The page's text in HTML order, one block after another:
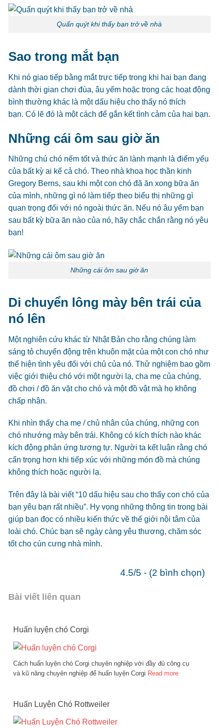
Quấn quýt khi thấy bạn trở về nhà
Sao trong mắt bạn
Khi nó giao tiếp bằng mắt trực tiếp trong khi hai bạn đang
dành thời gian chơi đùa, âu yếm hoặc trong các hoạt động
bình thường khác là một dấu hiệu cho thấy nó thích
bạn. Có lẽ đó là một cách để gắn kết tình cảm của hai bạn.
Những cái ôm sau giờ ăn
Những chú chó nếm tốt và thức ăn lành mạnh là điểm yếu
của bất kỳ ai kể cả chó. Theo nhà khoa học thần kinh
Gregory Berns, sau khi một con chó đã ăn xong bữa ăn
của mình, những gì nó làm tiếp theo biểu thị những gì
quan trọng đối với nó ngoài thức ăn. Nếu nó âu yếm bạn
sau bất kỳ bữa ăn nào của nó, hãy chắc chắn rằng nó yêu
bạn!
Những cái ôm sau giờ ăn
Di chuyển lông mày bên trái của
nó lên
Một nghiên cứu khác từ Nhật Bản cho rằng chúng làm
sáng tỏ chuyển động trên khuôn mặt của một con chó như
thể hiện tình yêu đối với chủ của nó. Thử nghiệm bao gồm
việc giới thiệu chó với một người lạ, cha mẹ của chúng,
đồ chơi / đồ ăn vặt cho chó và một đồ vật mà họ không
chấp nhận.
Khi nhìn thấy cha mẹ / chủ nhân của chúng, những con
chó nhướng mày bên trái. Không có kích thích nào khác
kích động phản ứng tương tự. Người ta kết luận rằng chó
cẩn trọng hơn khi tiếp xúc với những món đồ mà chúng
không thích hoặc người lạ.
Trên đây là bài viết “10 dấu hiệu sau cho thấy con chó của
bạn yêu bạn rất nhiều”. Hy vọng những thông tin trong bài
giúp bạn đọc có nhiều kiến thức về thế giới nội tâm của
loài chó. Chúc bạn sẽ ngày càng yêu thương, chăm sóc
tốt cho cún cưng nhà mình.
4.5/5 - (2 bình chọn)
Bài viết liên quan
Huấn luyện chó Corgi
Cách huấn luyện chó Corgi chuyên nghiệp với đầy đủ công cụ
và kũ năng chuyên nghiệp để huấn luyện Corgi Read more
Huấn Luyện Chó Rottweiler